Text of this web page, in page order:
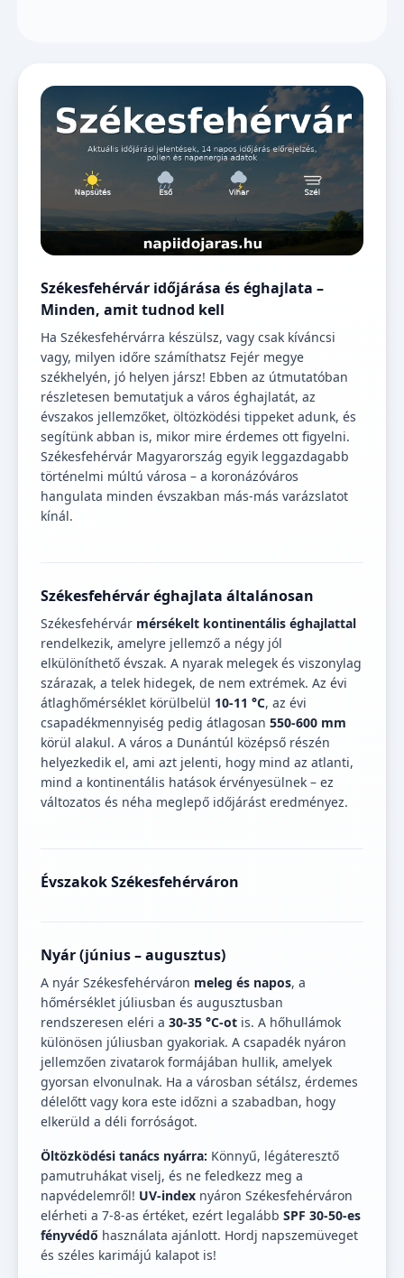
Székesfehérvár időjárása és éghajlata –
Minden, amit tudnod kell
Ha Székesfehérvárra készülsz, vagy csak kíváncsi
vagy, milyen időre számíthatsz Fejér megye
székhelyén, jó helyen jársz! Ebben az útmutatóban
részletesen bemutatjuk a város éghajlatát, az
évszakos jellemzőket, öltözködési tippeket adunk, és
segítünk abban is, mikor mire érdemes ott figyelni.
Székesfehérvár Magyarország egyik leggazdagabb
történelmi múltú városa – a koronázóváros
hangulata minden évszakban más-más varázslatot
kínál.
Székesfehérvár éghajlata általánosan
Székesfehérvár mérsékelt kontinentális éghajlattal
rendelkezik, amelyre jellemző a négy jól
elkülöníthető évszak. A nyarak melegek és viszonylag
szárazak, a telek hidegek, de nem extrémek. Az évi
átlaghőmérséklet körülbelül 10-11 °C, az évi
csapadékmennyiség pedig átlagosan 550-600 mm
körül alakul. A város a Dunántúl középső részén
helyezkedik el, ami azt jelenti, hogy mind az atlanti,
mind a kontinentális hatások érvényesülnek – ez
változatos és néha meglepő időjárást eredményez.
Évszakok Székesfehérváron
Nyár (június – augusztus)
A nyár Székesfehérváron meleg és napos, a
hőmérséklet júliusban és augusztusban
rendszeresen eléri a 30-35 °C-ot is. A hőhullámok
különösen júliusban gyakoriak. A csapadék nyáron
jellemzően zivatarok formájában hullik, amelyek
gyorsan elvonulnak. Ha a városban sétálsz, érdemes
délelőtt vagy kora este időzni a szabadban, hogy
elkerüld a déli forróságot.
Öltözködési tanács nyárra: Könnyű, légáteresztő
pamutruhákat viselj, és ne feledkezz meg a
napvédelemről! UV-index nyáron Székesfehérváron
elérheti a 7-8-as értéket, ezért legalább SPF 30-50-es
fényvédő használata ajánlott. Hordj napszemüveget
és széles karimájú kalapot is!